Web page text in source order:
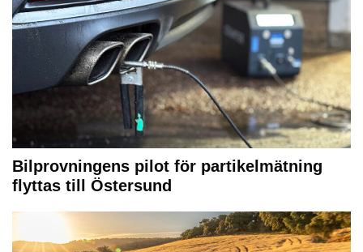
Bilprovningens pilot för partikelmätning
flyttas till Östersund